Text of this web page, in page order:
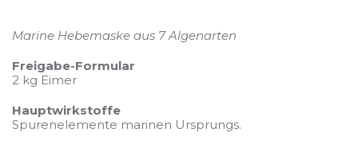
Marine Hebemaske aus 7 Algenarten
Freigabe-Formular
2 kg Eimer
Hauptwirkstoffe
Spurenelemente marinen Ursprungs.